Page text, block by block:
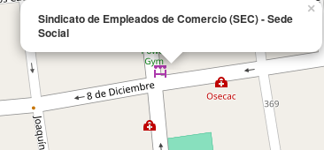
Sindicato de Empleados de Comercio (SEC) - Sede
Social
×